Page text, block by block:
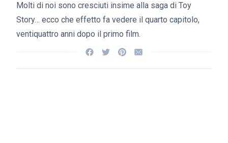
Molti di noi sono cresciuti insime alla saga di Toy
Story… ecco che effetto fa vedere il quarto capitolo,
ventiquattro anni dopo il primo film.